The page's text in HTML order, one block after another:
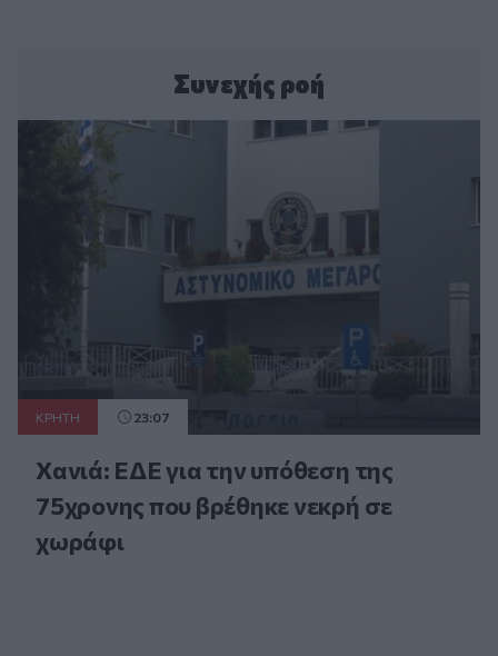
Συνεχής ροή
ΚΡΗΤΗ 23:07
Χανιά: ΕΔΕ για την υπόθεση της
75χρονης που βρέθηκε νεκρή σε
χωράφι